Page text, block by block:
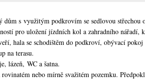
s využitým podkrovím se sedlovou střechou
pro uložení jízdních kol a zahradního nářadí,
hala se schodištěm do podkroví, obývací
na terasu.
lázeň, WC a šatna.
nebo mírně svažitém pozemku.